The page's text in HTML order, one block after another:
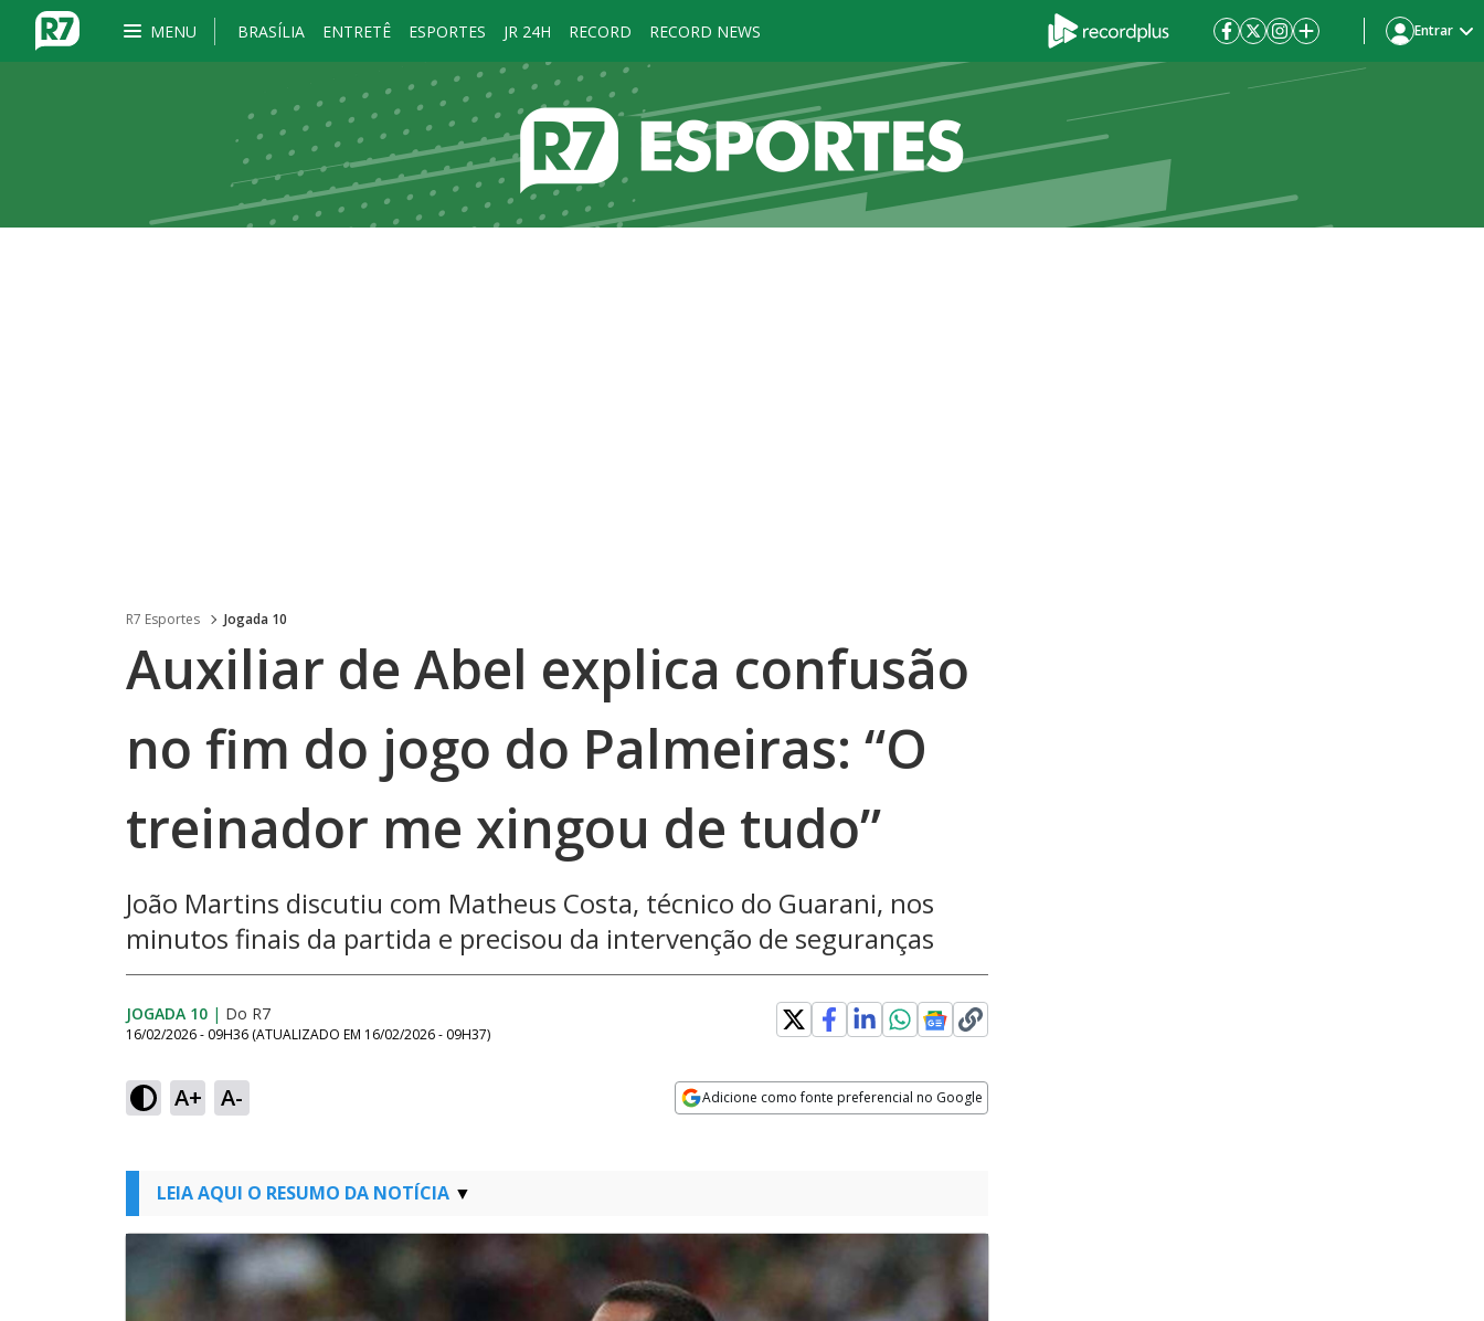
MENU BRASÍLIA ENTRETÊ ESPORTES JR 24H RECORD RECORD NEWS Entrar
R7 Esportes Jogada 10
Auxiliar de Abel explica confusão
no fim do jogo do Palmeiras: “O
treinador me xingou de tudo”
João Martins discutiu com Matheus Costa, técnico do Guarani, nos
minutos finais da partida e precisou da intervenção de seguranças
JOGADA 10 | Do R7
16/02/2026 - 09H36 (ATUALIZADO EM 16/02/2026 - 09H37)
A+ A- Adicione como fonte preferencial no Google
LEIA AQUI O RESUMO DA NOTÍCIA